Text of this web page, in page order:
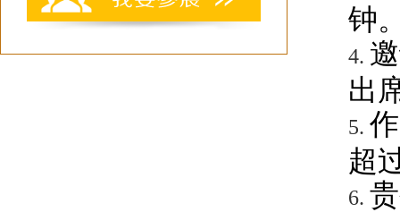
钟
4.
出
5.
超
6.